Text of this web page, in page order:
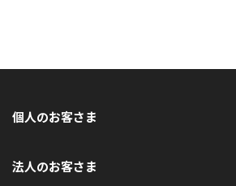
個人のお客さま
法人のお客さま